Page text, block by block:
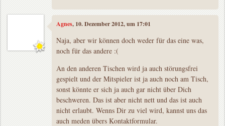
Agnes, 10. Dezember 2012, um 17:01
Naja, aber wir können doch weder für das eine was,
noch für das andere :(
An den anderen Tischen wird ja auch störungsfrei
gespielt und der Mitspieler ist ja auch noch am Tisch,
sonst könnte er sich ja auch gar nicht über Dich
beschweren. Das ist aber nicht nett und das ist auch
nicht erlaubt. Wenns Dir zu viel wird, kannst uns das
auch meden übers Kontaktformular.